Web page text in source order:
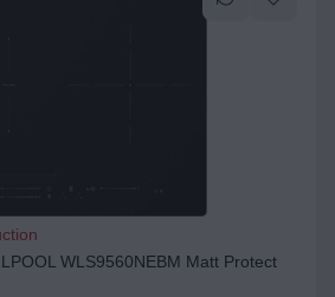
WLS9560NEBM Matt Protect